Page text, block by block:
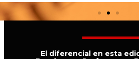
El diferencial en esta